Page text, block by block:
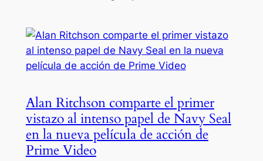
Alan Ritchson comparte el primer
vistazo al intenso papel de Navy Seal
en la nueva película de acción de
Prime Video